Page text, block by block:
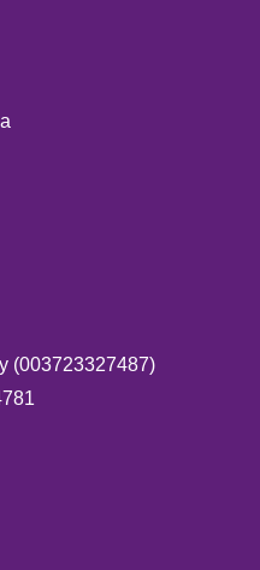
(003723327487)